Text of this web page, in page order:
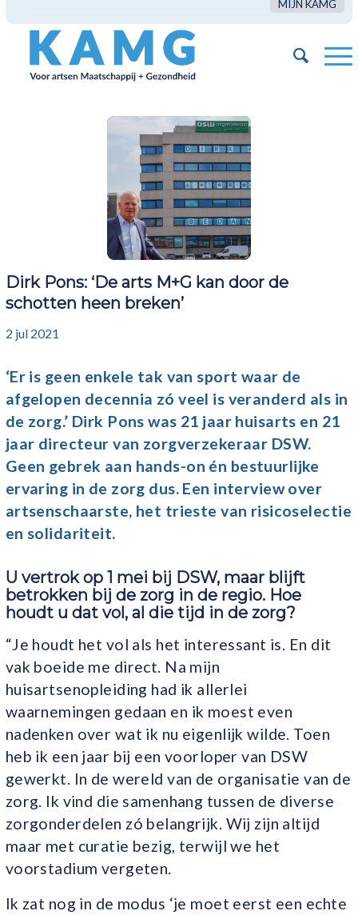
MIJN KAMG
Dirk Pons: ‘De arts M+G kan door de
schotten heen breken’
2 jul 2021
‘Er is geen enkele tak van sport waar de
afgelopen decennia zó veel is veranderd als in
de zorg.’ Dirk Pons was 21 jaar huisarts en 21
jaar directeur van zorgverzekeraar DSW.
Geen gebrek aan hands-on én bestuurlijke
ervaring in de zorg dus. Een interview over
artsenschaarste, het trieste van risicoselectie
en solidariteit.
U vertrok op 1 mei bij DSW, maar blijft
betrokken bij de zorg in de regio. Hoe
houdt u dat vol, al die tijd in de zorg?
“Je houdt het vol als het interessant is. En dit
vak boeide me direct. Na mijn
huisartsenopleiding had ik allerlei
waarnemingen gedaan en ik moest even
nadenken over wat ik nu eigenlijk wilde. Toen
heb ik een jaar bij een voorloper van DSW
gewerkt. In de wereld van de organisatie van de
zorg. Ik vind die samenhang tussen de diverse
zorgonderdelen zó belangrijk. Wij zijn altijd
maar met curatie bezig, terwijl we het
voorstadium vergeten.
Ik zat nog in de modus ‘je moet eerst een echte